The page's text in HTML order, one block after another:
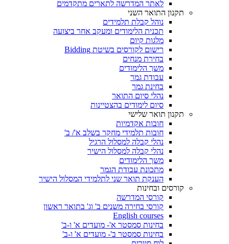
לאתר המדרשה לתארים מתקדמים
תקנון התואר השני
נוהל קבלת תלמידים
תכנית הלימודים ומעקב אחר ביצועה
מלגות קיום
רישום לקורסים בשיטת Bidding
בחירת מנחים
משך הלימודים
עבודת גמר
בחינת גמר
נהלי סיום התואר
סיום לימודים בהצטיינות
תקנון תואר שלישי
חובות אקדמיות
חובות תלמידי מחקר בשלב א'/ ב'
נהלי קבלה למסלול הרגיל
נהלי קבלה למסלול הישיר
משך הלימודים
מתכונת עבודת הגמר
הענקת תואר שני לתלמידי המסלול הישיר
קורסים ובחינות
קורסי המדרשה
קורסי בחירה משנים ב' וג' בתואר ראשון
English courses
בחינות סמסטר א'- מועדים א' ו-ב'
בחינות סמסטר ב'- מועדים א' ו-ב'